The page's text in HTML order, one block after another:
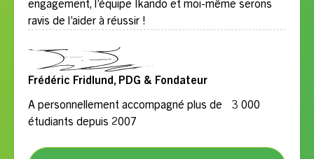
engagement, l’équipe Ikando et moi-même serons
ravis de l’aider à réussir !
Frédéric Fridlund, PDG & Fondateur
A personnellement accompagné plus de 3 000
étudiants depuis 2007